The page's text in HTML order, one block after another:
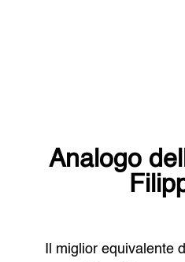
Analogo
Il miglior equivalente